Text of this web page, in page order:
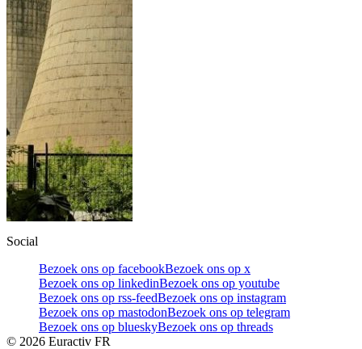
Social
Bezoek ons op facebookBezoek ons op x
Bezoek ons op linkedinBezoek ons op youtube
Bezoek ons op rss-feedBezoek ons op instagram
Bezoek ons op mastodonBezoek ons op telegram
Bezoek ons op blueskyBezoek ons op threads
© 2026 Euractiv FR